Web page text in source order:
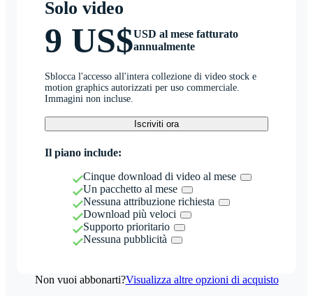
Solo video
9 US$USD al mese fatturato
annualmente
Sblocca l'accesso all'intera collezione di video stock e
motion graphics autorizzati per uso commerciale.
Immagini non incluse.
Iscriviti ora
Il piano include:
Cinque download di video al mese
Un pacchetto al mese
Nessuna attribuzione richiesta
Download più veloci
Supporto prioritario
Nessuna pubblicità
Non vuoi abbonarti?Visualizza altre opzioni di acquisto